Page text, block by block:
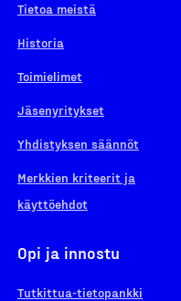
Tietoa meistä
Historia
Toimielimet
Jäsenyritykset
Yhdistyksen säännöt
Merkkien kriteerit ja
käyttöehdot
Opi ja innostu
Tutkittua-tietopankki